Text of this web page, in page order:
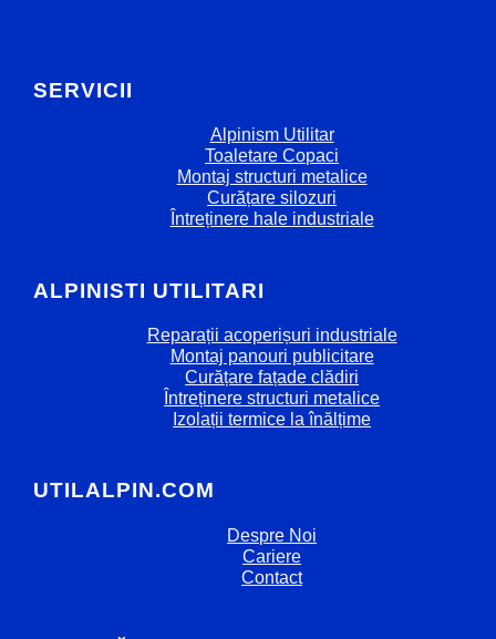
SERVICII
Alpinism Utilitar
Toaletare Copaci
Montaj structuri metalice
Curățare silozuri
Întreținere hale industriale
ALPINISTI UTILITARI
Reparații acoperișuri industriale
Montaj panouri publicitare
Curățare fațade clădiri
Întreținere structuri metalice
Izolații termice la înălțime
UTILALPIN.COM
Despre Noi
Cariere
Contact